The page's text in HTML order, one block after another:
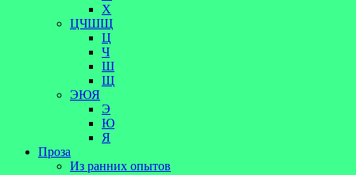
Х
ЦЧШЩ
Ц
Ч
Ш
Щ
ЭЮЯ
Э
Ю
Я
Проза
Из ранних опытов